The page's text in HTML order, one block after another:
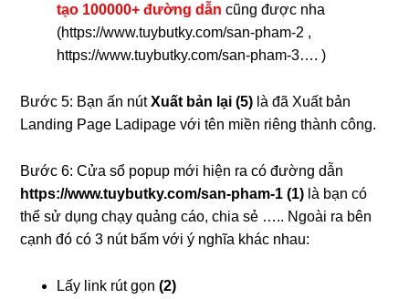
tạo 100000+ đường dẫn cũng được nha
(https://www.tuybutky.com/san-pham-2 ,
https://www.tuybutky.com/san-pham-3…. )
Bước 5: Bạn ấn nútXuất bản lại (5) là đã Xuất bản
Landing Page Ladipage với tên miền riêng thành công.
Bước 6: Cửa sổ popup mới hiện ra có đường dẫn
https://www.tuybutky.com/san-pham-1 (1) là bạn có
thể sử dụng chạy quảng cáo, chia sẻ ….. Ngoài ra bên
cạnh đó có 3 nút bấm với ý nghĩa khác nhau:
Lấy link rút gọn(2)